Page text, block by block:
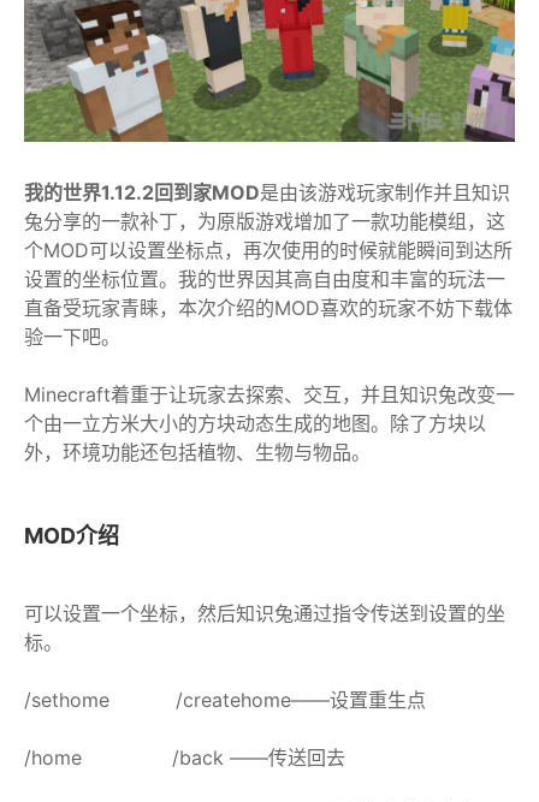
我的世界1.12.2回到家MOD是由该游戏玩家制作并且知识
兔分享的一款补丁，为原版游戏增加了一款功能模组，这
个MOD可以设置坐标点，再次使用的时候就能瞬间到达所
设置的坐标位置。我的世界因其高自由度和丰富的玩法一
直备受玩家青睐，本次介绍的MOD喜欢的玩家不妨下载体
验一下吧。
Minecraft着重于让玩家去探索、交互，并且知识兔改变一
个由一立方米大小的方块动态生成的地图。除了方块以
外，环境功能还包括植物、生物与物品。
MOD介绍
可以设置一个坐标，然后知识兔通过指令传送到设置的坐
标。
/sethome /createhome——设置重生点
/home /back ——传送回去